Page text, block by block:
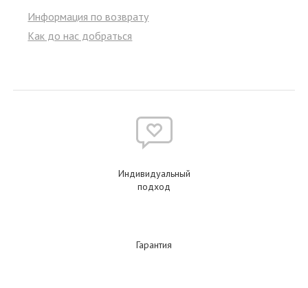
Информация по возврату
Как до нас добраться
Индивидуальный
подход
Гарантия